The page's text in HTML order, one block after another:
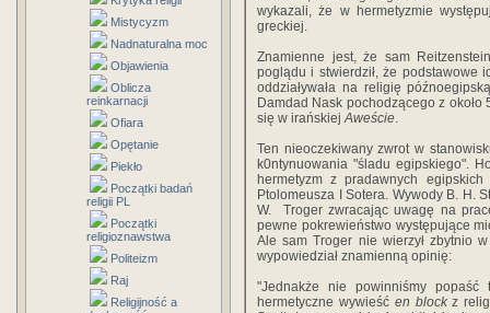
Mistycyzm
Nadnaturalna moc
Objawienia
Oblicza
reinkarnacji
Ofiara
Opętanie
Piekło
Początki badań
religii PL
Początki
religioznawstwa
Politeizm
Raj
Religijność a
wykazali, że w hermetyzmie
greckiej.
Znamienne jest, że sam
poglądu i stwierdził, że podstawowe
oddziaływała na religię
Damdad Nask pochodzącego z około
się w irańskiejAweście.
Ten nieoczekiwany zwrot w
k0ntynuowania "śladu egipskiego".
hermetyzm z pradawnych
Ptolomeusza I Sotera. Wywody B. H.
W. Troger zwracając uwagę na
pewne pokrewieństwo występujące
Ale sam Troger nie wierzył zbytnio
wypowiedział znamienną opinię:
"Jednakże nie powinniśmy
hermetyczne wywieść en blockz